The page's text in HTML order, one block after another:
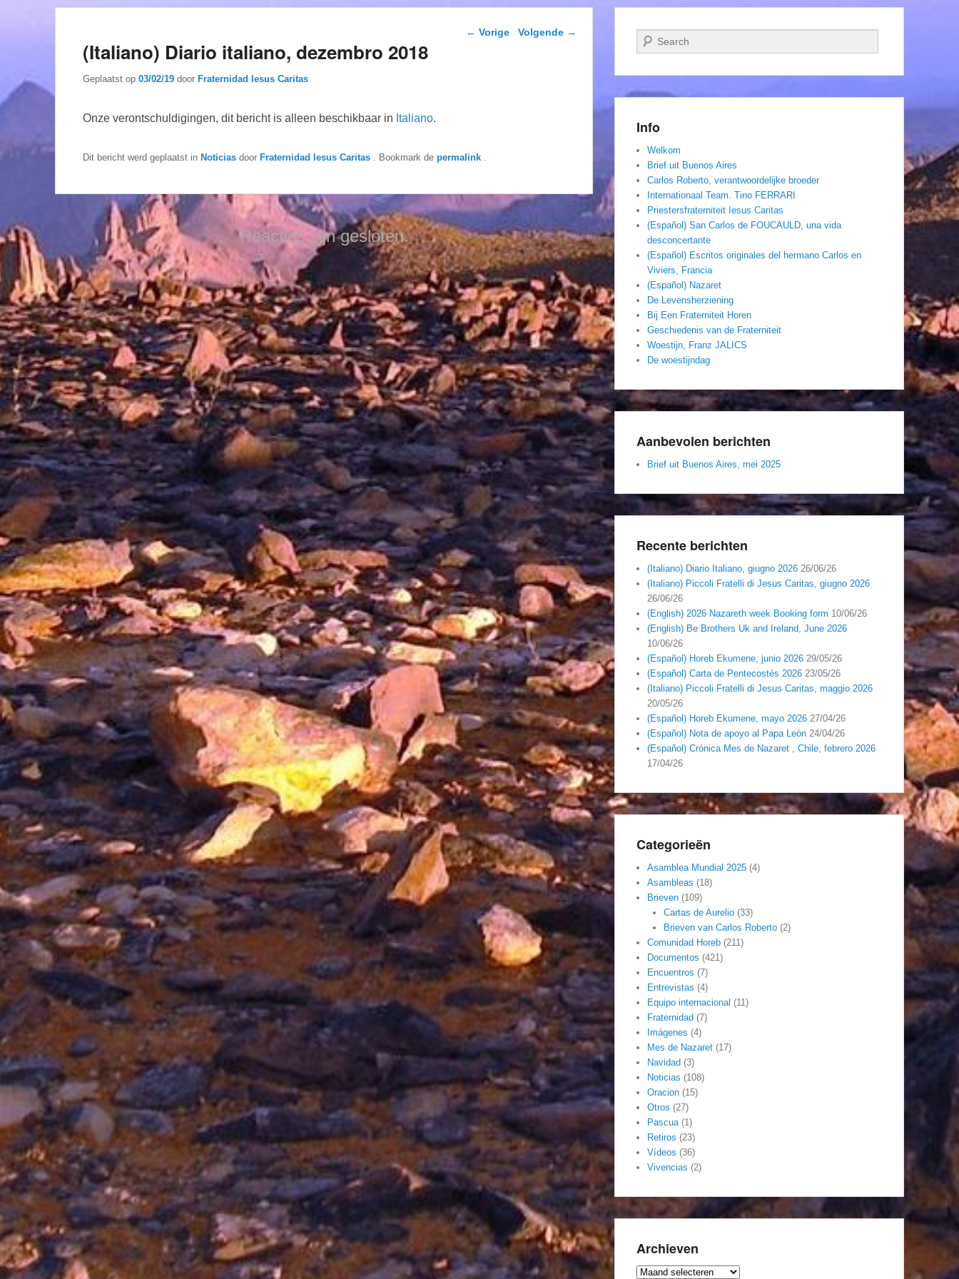
Berichtnavigatie
← Vorige Volgende →
(Italiano) Diario italiano, dezembro 2018
Geplaatst op 03/02/19 door Fraternidad Iesus Caritas
Onze verontschuldigingen, dit bericht is alleen beschikbaar in Italiano.
Dit bericht werd geplaatst in Noticias door Fraternidad Iesus Caritas . Bookmark de permalink
Reacties zijn gesloten.
Zoeken
Info
Welkom
Brief uit Buenos Aires
Carlos Roberto, verantwoordelijke broeder
Internationaal Team. Tino FERRARI
Priestersfraterniteit Iesus Caritas
(Español) San Carlos de FOUCAULD, una vida
desconcertante
(Español) Escritos originales del hermano Carlos en
Viviers, Francia
(Español) Nazaret
De Levensherziening
Bij Een Fraterniteit Horen
Geschiedenis van de Fraterniteit
Woestijn, Franz JALICS
De woestijndag
Aanbevolen berichten
Brief uit Buenos Aires, mei 2025
Recente berichten
(Italiano) Diario Italiano, giugno 2026 26/06/26
(Italiano) Piccoli Fratelli di Jesus Caritas, giugno 2026
26/06/26
(English) 2026 Nazareth week Booking form 10/06/26
(English) Be Brothers Uk and Ireland, June 2026
10/06/26
(Español) Horeb Ekumene, junio 2026 29/05/26
(Español) Carta de Pentecostés 2026 23/05/26
(Italiano) Piccoli Fratelli di Jesus Caritas, maggio 2026
20/05/26
(Español) Horeb Ekumene, mayo 2026 27/04/26
(Español) Nota de apoyo al Papa León 24/04/26
(Español) Crónica Mes de Nazaret , Chile, febrero 2026
17/04/26
Categorieën
Asamblea Mundial 2025 (4)
Asambleas (18)
Brieven (109)
Cartas de Aurelio(33)
Brieven van Carlos Roberto(2)
Comunidad Horeb (211)
Documentos (421)
Encuentros (7)
Entrevistas (4)
Equipo internacional (11)
Fraternidad (7)
Imágenes (4)
Mes de Nazaret (17)
Navidad (3)
Noticias (108)
Oracion (15)
Otros (27)
Pascua(1)
Retiros (23)
Vídeos (36)
Vivencias (2)
Archieven
Archieven